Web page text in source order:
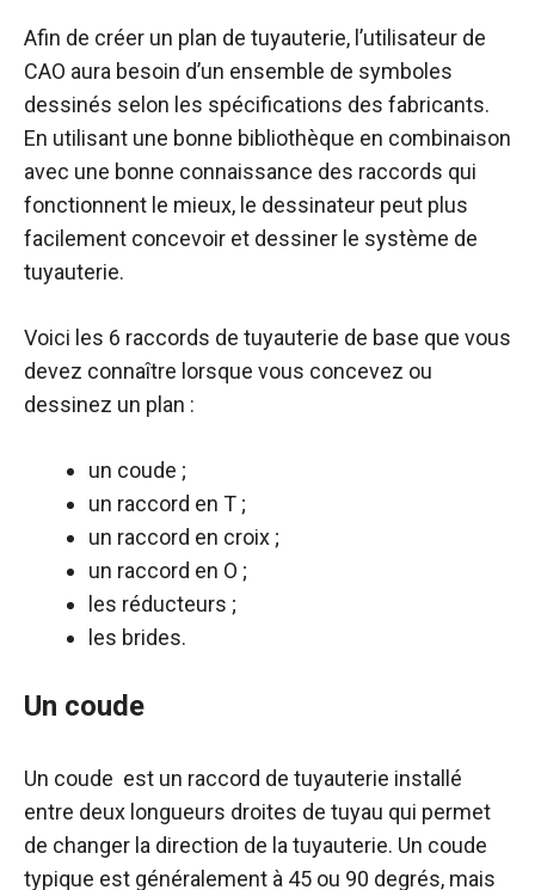
Afin de créer un plan de tuyauterie, l’utilisateur de
CAO aura besoin d’un ensemble de symboles
dessinés selon les spécifications des fabricants.
En utilisant une bonne bibliothèque en combinaison
avec une bonne connaissance des raccords qui
fonctionnent le mieux, le dessinateur peut plus
facilement concevoir et dessiner le système de
tuyauterie.
Voici les 6 raccords de tuyauterie de base que vous
devez connaître lorsque vous concevez ou
dessinez un plan :
un coude ;
un raccord en T ;
un raccord en croix ;
un raccord en O ;
les réducteurs ;
les brides.
Un coude
Un coude est un raccord de tuyauterie installé
entre deux longueurs droites de tuyau qui permet
de changer la direction de la tuyauterie. Un coude
typique est généralement à 45 ou 90 degrés, mais